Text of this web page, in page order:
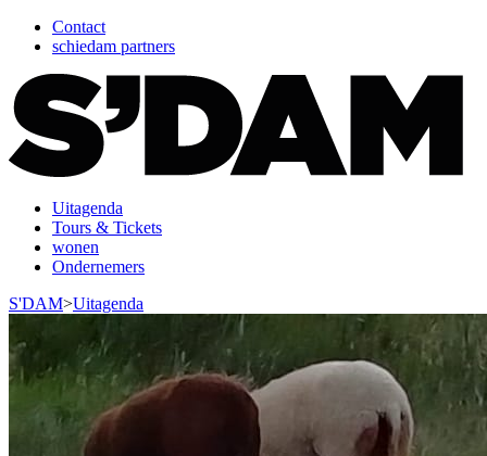
Contact
schiedam partners
Uitagenda
Tours & Tickets
wonen
Ondernemers
S'DAM>Uitagenda